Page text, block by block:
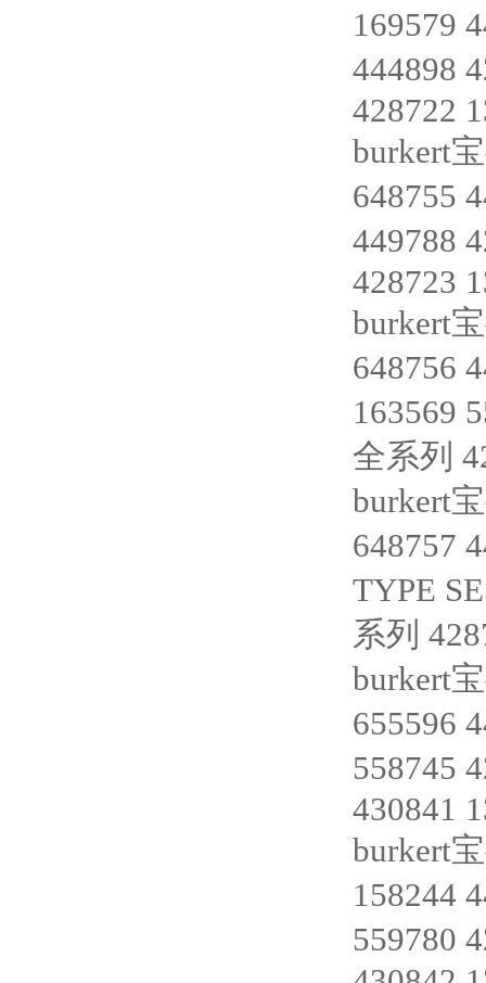
169579
444898
428722
burkert
648755
449788
428723
burkert
648756
163569
全系列
burkert
648757
TYPE
系列
burkert
655596
558745
430841
burkert
158244
559780